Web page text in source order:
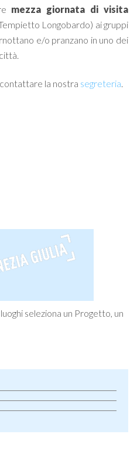
mezza giornata di visita
Longobardo) ai gruppi
e/o pranzano in uno dei
la nostra segreteria.
seleziona un Progetto, un